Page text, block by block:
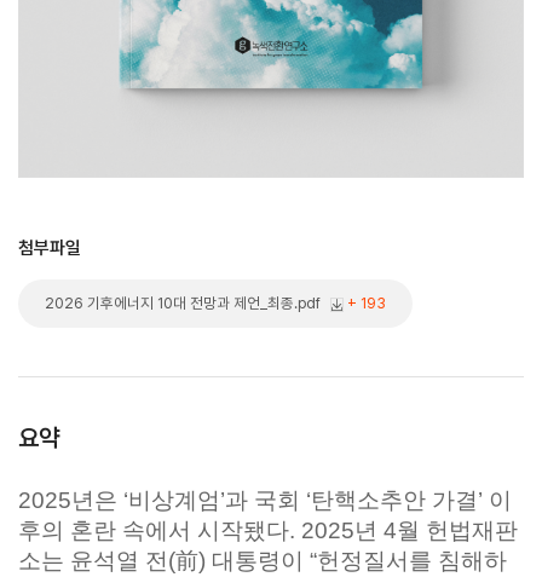
첨부파일
2026 기후에너지 10대 전망과 제언_최종.pdf + 193
요약
2025년은 ‘비상계엄’과 국회 ‘탄핵소추안 가결’ 이
후의 혼란 속에서 시작됐다. 2025년 4월 헌법재판
소는 윤석열 전(前) 대통령이 “헌정질서를 침해하